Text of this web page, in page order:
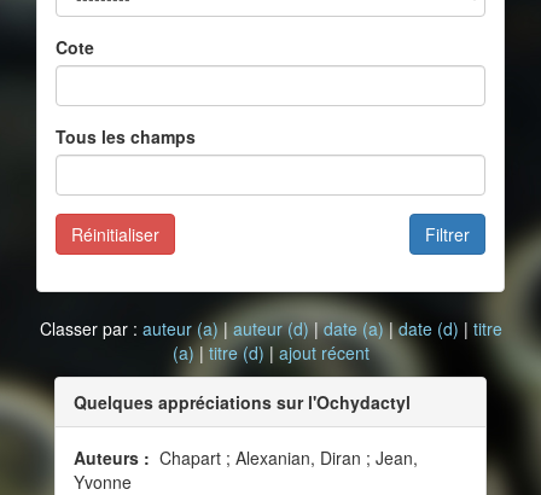
Cote
Tous les champs
Filtrer
Réinitialiser
Classer par : auteur (a)| auteur (d)|date (a)|date (d) | titre
(a) | titre (d) | ajout récent
Quelques appréciations sur l'Ochydactyl
Auteurs : Chapart ; Alexanian, Diran ; Jean,
Yvonne